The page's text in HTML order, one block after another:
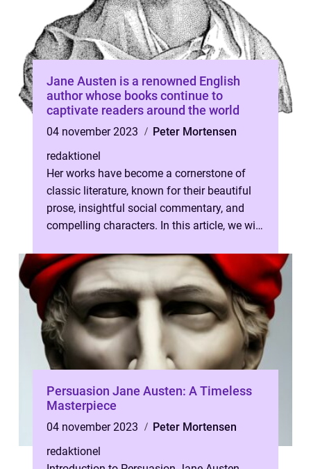
Jane Austen is a renowned English
author whose books continue to
captivate readers around the world
04 november 2023
Peter Mortensen
redaktionel
Her works have become a cornerstone of
classic literature, known for their beautiful
prose, insightful social commentary, and
compelling characters. In this article, we will
Persuasion Jane Austen: A Timeless
Masterpiece
04 november 2023
Peter Mortensen
redaktionel